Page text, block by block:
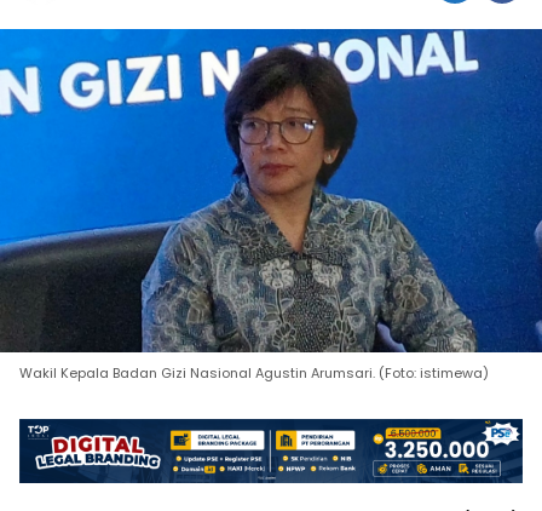
Wakil Kepala Badan Gizi Nasional Agustin Arumsari. (Foto: istimewa)